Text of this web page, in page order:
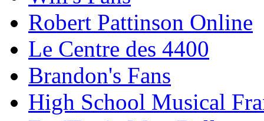
Robert Pattinson Online
Le Centre des 4400
Brandon's Fans
High School Musical